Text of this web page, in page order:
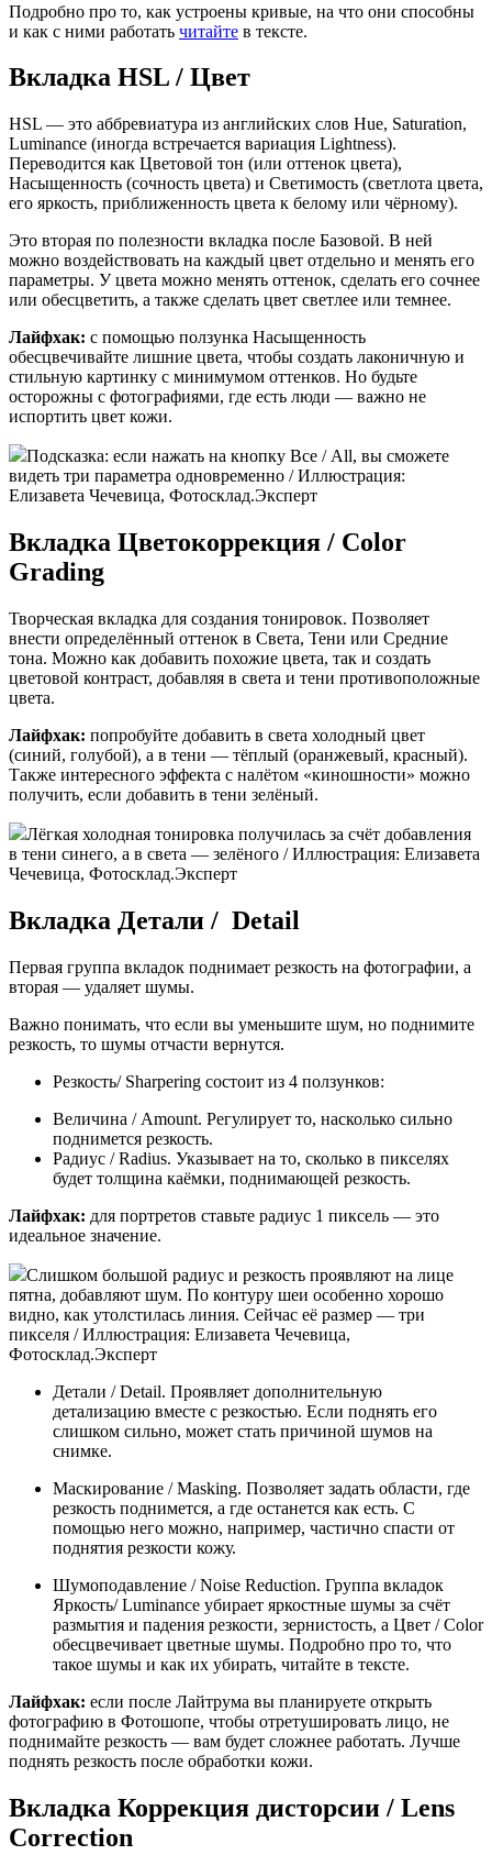
Подробно про то, как устроены кривые, на что они способны
и как с ними работать читайте в тексте.
Вкладка HSL / Цвет
HSL — это аббревиатура из английских слов Hue, Saturation,
Luminance (иногда встречается вариация Lightness).
Переводится как Цветовой тон (или оттенок цвета),
Насыщенность (сочность цвета) и Светимость (светлота цвета,
его яркость, приближенность цвета к белому или чёрному).
Это вторая по полезности вкладка после Базовой. В ней
можно воздействовать на каждый цвет отдельно и менять его
параметры. У цвета можно менять оттенок, сделать его сочнее
или обесцветить, а также сделать цвет светлее или темнее.
Лайфхак: с помощью ползунка Насыщенность
обесцвечивайте лишние цвета, чтобы создать лаконичную и
стильную картинку с минимумом оттенков. Но будьте
осторожны с фотографиями, где есть люди — важно не
испортить цвет кожи.
Подсказка: если нажать на кнопку Все / All, вы сможете
видеть три параметра одновременно / Иллюстрация:
Елизавета Чечевица, Фотосклад.Эксперт
Вкладка Цветокоррекция / Color
Grading
Творческая вкладка для создания тонировок. Позволяет
внести определённый оттенок в Света, Тени или Средние
тона. Можно как добавить похожие цвета, так и создать
цветовой контраст, добавляя в света и тени противоположные
цвета.
Лайфхак: попробуйте добавить в света холодный цвет
(синий, голубой), а в тени — тёплый (оранжевый, красный).
Также интересного эффекта с налётом «киношности» можно
получить, если добавить в тени зелёный.
Лёгкая холодная тонировка получилась за счёт добавления
в тени синего, а в света — зелёного / Иллюстрация: Елизавета
Чечевица, Фотосклад.Эксперт
Вкладка Детали / Detail
Первая группа вкладок поднимает резкость на фотографии, а
вторая — удаляет шумы.
Важно понимать, что если вы уменьшите шум, но поднимите
резкость, то шумы отчасти вернутся.
Резкость/ Sharpering состоит из 4 ползунков:
Величина / Amount. Регулирует то, насколько сильно
поднимется резкость.
Радиус / Radius. Указывает на то, сколько в пикселях
будет толщина каёмки, поднимающей резкость.
Лайфхак: для портретов ставьте радиус 1 пиксель — это
идеальное значение.
Слишком большой радиус и резкость проявляют на лице
пятна, добавляют шум. По контуру шеи особенно хорошо
видно, как утолстилась линия. Сейчас её размер — три
пикселя / Иллюстрация: Елизавета Чечевица,
Фотосклад.Эксперт
Детали / Detail. Проявляет дополнительную
детализацию вместе с резкостью. Если поднять его
слишком сильно, может стать причиной шумов на
снимке.
Маскирование / Masking. Позволяет задать области, где
резкость поднимется, а где останется как есть. С
помощью него можно, например, частично спасти от
поднятия резкости кожу.
Шумоподавление / Noise Reduction. Группа вкладок
Яркость/ Luminance убирает яркостные шумы за счёт
размытия и падения резкости, зернистость, а Цвет / Color
обесцвечивает цветные шумы. Подробно про то, что
такое шумы и как их убирать, читайте в тексте.
Лайфхак: если после Лайтрума вы планируете открыть
фотографию в Фотошопе, чтобы отретушировать лицо, не
поднимайте резкость — вам будет сложнее работать. Лучше
поднять резкость после обработки кожи.
Вкладка Коррекция дисторсии / Lens
Correction